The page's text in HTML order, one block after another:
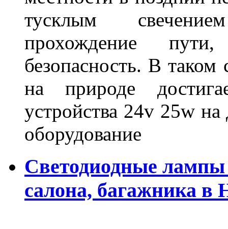
тусклым
прохождение
безопасность. В
на природе
устройства 24v 25w
оборудование
Светодиодные лампы
салона, багажника в